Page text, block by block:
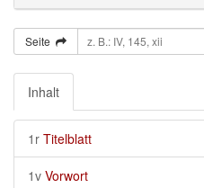
Seite
Inhalt
1r Titelblatt
1v Vorwort